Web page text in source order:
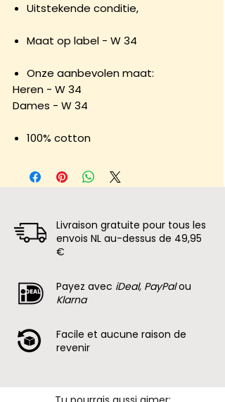
Uitstekende conditie,
Maat op label - W 34
Onze aanbevolen maat:
Heren - W 34
Dames - W 34
100% cotton
Livraison gratuite pour tous les
envois NL au-dessus de 49,95
€
Payez avec iDeal, PayPalou
Klarna
Facile et aucune raison de
revenir